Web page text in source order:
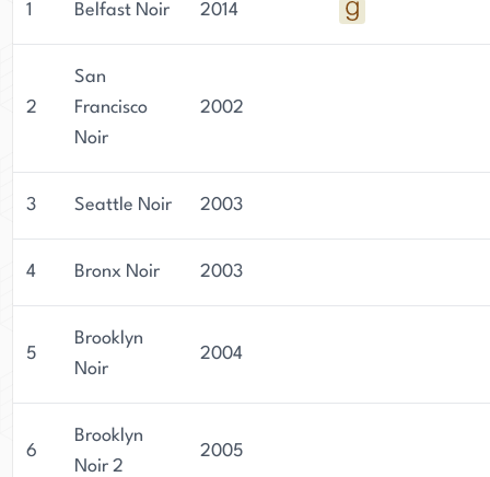
1 Belfast Noir 2014
2
San
Francisco
Noir
2002
3 Seattle Noir 2003
4 Bronx Noir 2003
5
Brooklyn
Noir
2004
6
Brooklyn
Noir 2
2005